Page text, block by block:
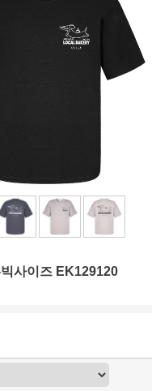
사이즈 EK129120